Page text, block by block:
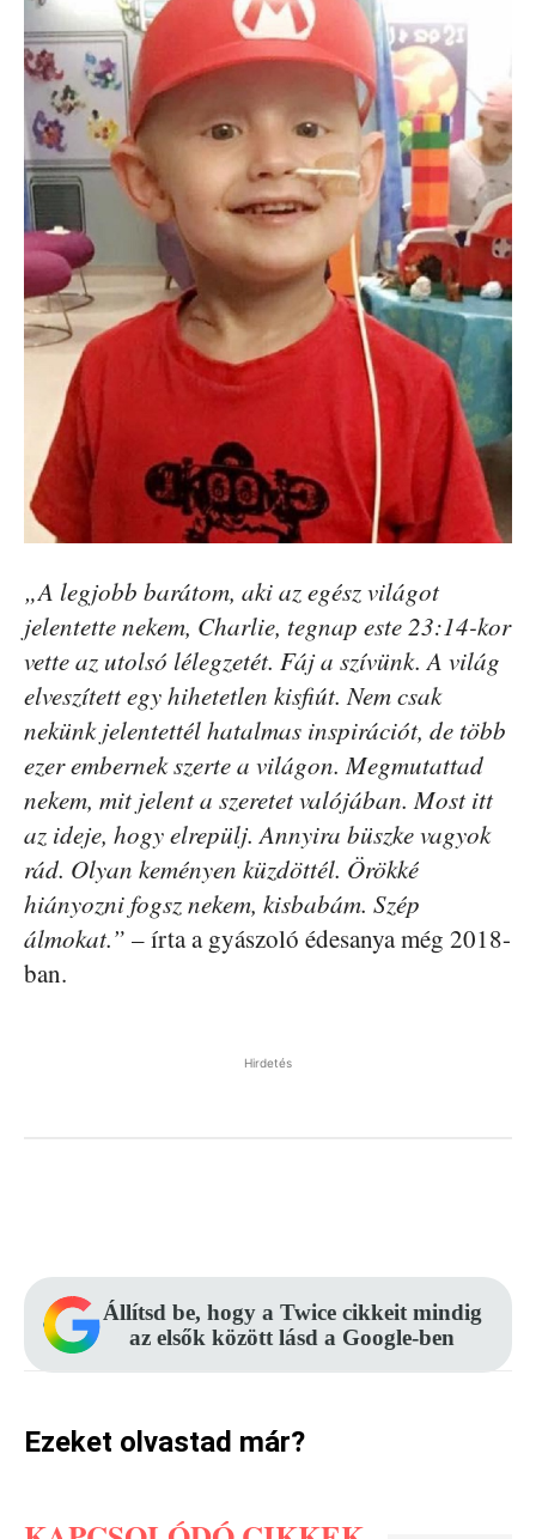
„A legjobb barátom, aki az egész világot
jelentette nekem, Charlie, tegnap este 23:14-kor
vette az utolsó lélegzetét. Fáj a szívünk. A világ
elveszített egy hihetetlen kisfiút. Nem csak
nekünk jelentettél hatalmas inspirációt, de több
ezer embernek szerte a világon. Megmutattad
nekem, mit jelent a szeretet valójában. Most itt
az ideje, hogy elrepülj. Annyira büszke vagyok
rád. Olyan keményen küzdöttél. Örökké
hiányozni fogsz nekem, kisbabám. Szép
álmokat.” – írta a gyászoló édesanya még 2018-
ban.
Hirdetés
Állítsd be, hogy a Twice cikkeit mindig
az elsők között lásd a Google-ben
Ezeket olvastad már?